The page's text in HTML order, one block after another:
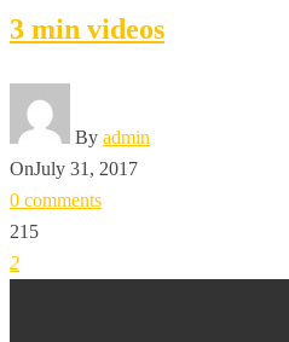
3 min videos
By admin
OnJuly 31, 2017
0 comments
215
2